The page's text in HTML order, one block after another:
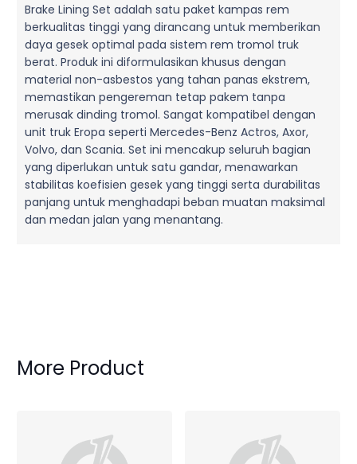
Brake Lining Set adalah satu paket kampas rem
berkualitas tinggi yang dirancang untuk memberikan
daya gesek optimal pada sistem rem tromol truk
berat. Produk ini diformulasikan khusus dengan
material non-asbestos yang tahan panas ekstrem,
memastikan pengereman tetap pakem tanpa
merusak dinding tromol. Sangat kompatibel dengan
unit truk Eropa seperti Mercedes-Benz Actros, Axor,
Volvo, dan Scania. Set ini mencakup seluruh bagian
yang diperlukan untuk satu gandar, menawarkan
stabilitas koefisien gesek yang tinggi serta durabilitas
panjang untuk menghadapi beban muatan maksimal
dan medan jalan yang menantang.
More Product